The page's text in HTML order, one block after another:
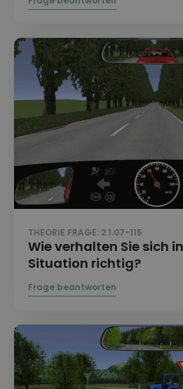
THEORIE FRAGE: 2.1.07-115
Wie verhalten Sie sich
Situation richtig?